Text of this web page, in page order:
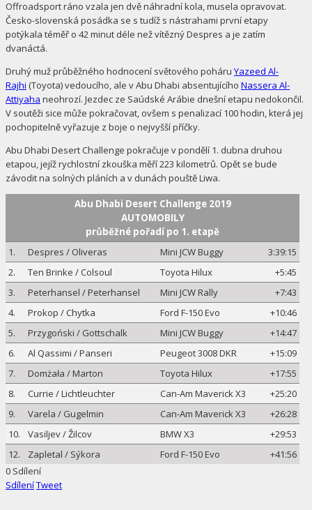
Offroadsport ráno vzala jen dvě náhradní kola, musela opravovat.
Česko-slovenská posádka se s tudíž s nástrahami první etapy
potýkala téměř o 42 minut déle než vítězný Despres a je zatím
dvanáctá.
Druhý muž průběžného hodnocení světového poháru Yazeed Al-
Rajhi (Toyota) vedoucího, ale v Abu Dhabi absentujícího Nassera Al-
Attiyaha neohrozí. Jezdec ze Saúdské Arábie dnešní etapu nedokončil.
V soutěži sice může pokračovat, ovšem s penalizací 100 hodin, která jej
pochopitelně vyřazuje z boje o nejvyšší příčky.
Abu Dhabi Desert Challenge pokračuje v pondělí 1. dubna druhou
etapou, jejíž rychlostní zkouška měří 223 kilometrů. Opět se bude
závodit na solných pláních a v dunách pouště Liwa.
Abu Dhabi Desert Challenge 2019
AUTOMOBILY
průběžné pořadí po 1. etapě
1.
Despres / Oliveras Mini JCW Buggy
3:39:15
2.
Ten Brinke / Colsoul Toyota Hilux
+5:45
3.
Peterhansel / Peterhansel Mini JCW Rally
+7:43
4.
Prokop / Chytka Ford F-150 Evo
+10:46
5.
Przygoński / Gottschalk Mini JCW Buggy
+14:47
6.
Al Qassimi / Panseri Peugeot 3008 DKR
+15:09
7.
Domżała / Marton Toyota Hilux
+17:55
8.
Currie / Lichtleuchter Can-Am Maverick X3
+25:20
9.
Varela / Gugelmin Can-Am Maverick X3
+26:28
10.
Vasiljev / Žilcov BMW X3
+29:53
12.
Zapletal / Sýkora Ford F-150 Evo
+41:56
0 Sdílení
SdíleníTweet